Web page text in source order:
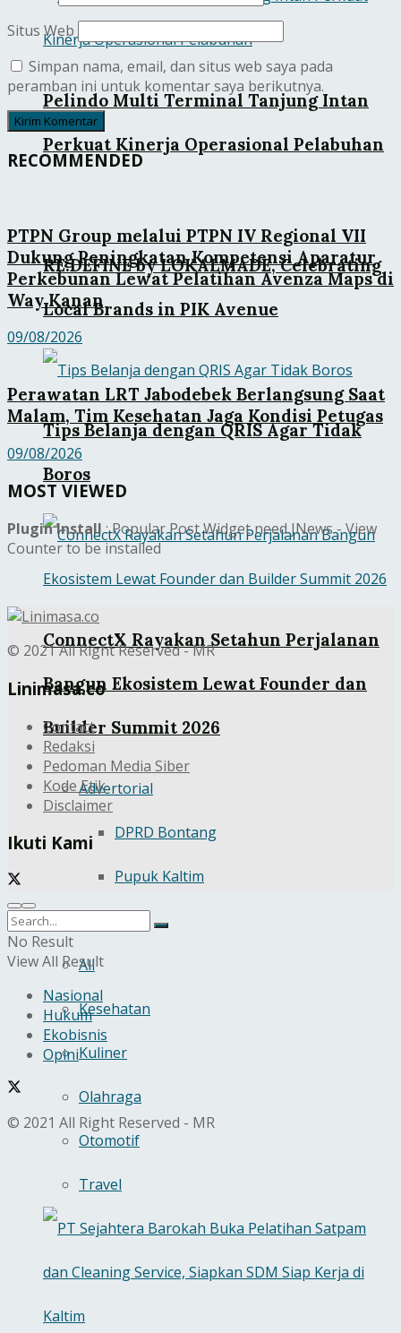
Pelindo Multi Terminal Tanjung Intan
Perkuat Kinerja Operasional Pelabuhan
RE:DEFINE by LOKALMADE, Celebrating
Local Brands in PIK Avenue
Tips Belanja dengan QRIS Agar Tidak
Boros
ConnectX Rayakan Setahun Perjalanan
Bangun Ekosistem Lewat Founder dan
Builder Summit 2026
Advertorial
DPRD Bontang
Pupuk Kaltim
Gaya Hidup
All
Kesehatan
Kuliner
Olahraga
Otomotif
Travel
Situs Web
Simpan nama, email, dan situs web saya pada
peramban ini untuk komentar saya berikutnya.
RECOMMENDED
PTPN Group melalui PTPN IV Regional VII
Dukung Peningkatan Kompetensi Aparatur
Perkebunan Lewat Pelatihan Avenza Maps di
Way Kanan
09/08/2026
Perawatan LRT Jabodebek Berlangsung Saat
Malam, Tim Kesehatan Jaga Kondisi Petugas
09/08/2026
MOST VIEWED
Plugin Install: Popular Post Widget need JNews - View
Counter to be installed
© 2021 All Right Reserved - MR
Linimasa.co
Contact
Redaksi
Pedoman Media Siber
Kode Etik
Disclaimer
Ikuti Kami
No Result
View All Result
Nasional
Hukum
Ekobisnis
Opini
© 2021 All Right Reserved - MR